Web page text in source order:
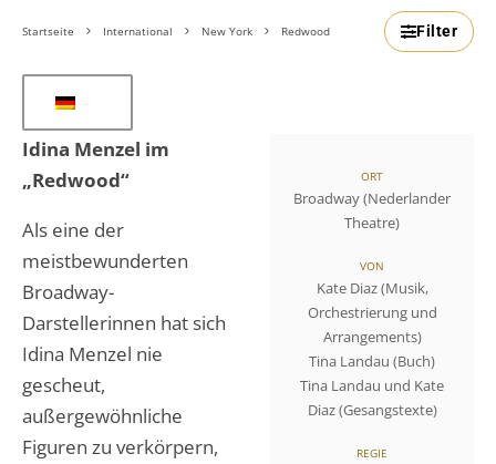
Startseite International New York Redwood Filter
ORT
Broadway (Nederlander
Theatre)
VON
Kate Diaz (Musik,
Orchestrierung und
Arrangements)
Tina Landau (Buch)
Tina Landau und Kate
Diaz (Gesangstexte)
REGIE
Idina Menzel im
„Redwood“
Als eine der
meistbewunderten
Broadway-
Darstellerinnen hat sich
Idina Menzel nie
gescheut,
außergewöhnliche
Figuren zu verkörpern,